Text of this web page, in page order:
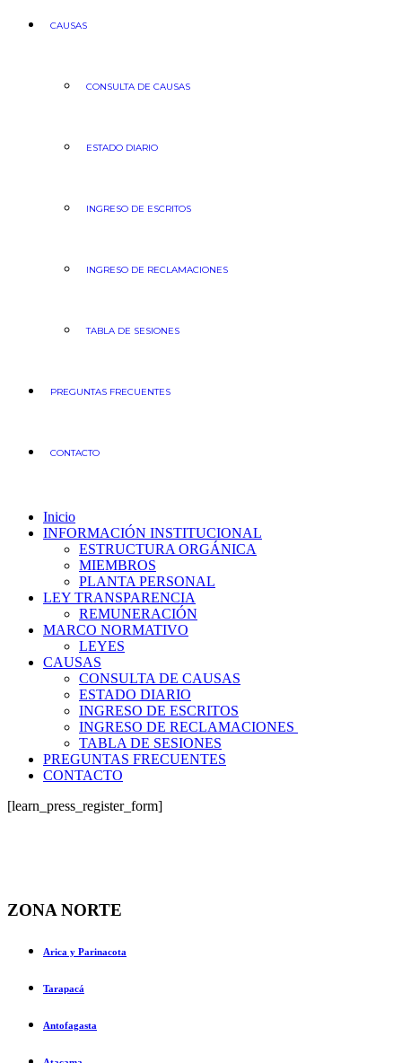
CAUSAS
CONSULTA DE CAUSAS
ESTADO DIARIO
INGRESO DE ESCRITOS
INGRESO DE RECLAMACIONES
TABLA DE SESIONES
PREGUNTAS FRECUENTES
CONTACTO
Inicio
INFORMACIÓN INSTITUCIONAL
ESTRUCTURA ORGÁNICA
MIEMBROS
PLANTA PERSONAL
LEY TRANSPARENCIA
REMUNERACIÓN
MARCO NORMATIVO
LEYES
CAUSAS
CONSULTA DE CAUSAS
ESTADO DIARIO
INGRESO DE ESCRITOS
INGRESO DE RECLAMACIONES
TABLA DE SESIONES
PREGUNTAS FRECUENTES
CONTACTO
[learn_press_register_form]
ZONA NORTE
Arica y Parinacota
Tarapacá
Antofagasta